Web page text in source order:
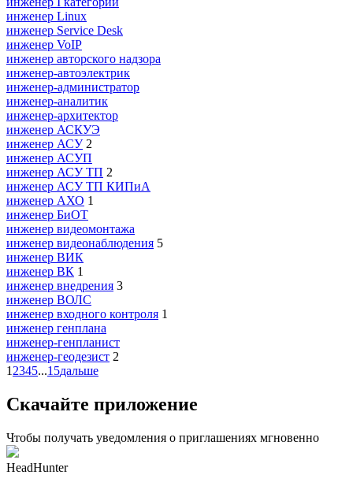
инженер Linux
инженер Service Desk
инженер VoIP
инженер авторского надзора
инженер-автоэлектрик
инженер-администратор
инженер-аналитик
инженер-архитектор
инженер АСКУЭ
инженер АСУ 2
инженер АСУП
инженер АСУ ТП 2
инженер АСУ ТП КИПиА
инженер АХО 1
инженер БиОТ
инженер видеомонтажа
инженер видеонаблюдения 5
инженер ВИК
инженер ВК 1
инженер внедрения 3
инженер ВОЛС
инженер входного контроля 1
инженер генплана
инженер-генпланист
инженер-геодезист 2
1 2345...15дальше
Скачайте приложение
Чтобы получать уведомления о приглашениях мгновенно
HeadHunter